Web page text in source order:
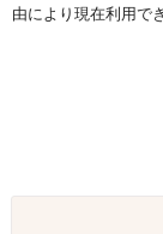
由により現在利用で